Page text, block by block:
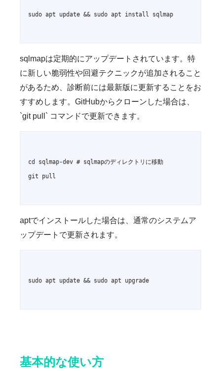
sudo apt update && sudo apt install sqlmap
sqlmapは定期的にアップデートされています。特
に新しい脆弱性や回避テクニックが追加されること
があるため、診断前には最新版に更新することをお
すすめします。GitHubからクローンした場合は、
`git pull` コマンドで更新できます。
cd sqlmap-dev # sqlmapのディレクトリに移動
git pull
aptでインストールした場合は、通常のシステムア
ップデートで更新されます。
sudo apt update && sudo apt upgrade
基本的な使い方